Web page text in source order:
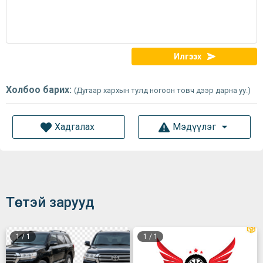
Илгээх
Холбоо барих: (Дугаар хархын тулд ногоон товч дээр дарна уу.)
Хадгалах Мэдүүлэг
Төстэй зарууд
1/ 1 1 / 1